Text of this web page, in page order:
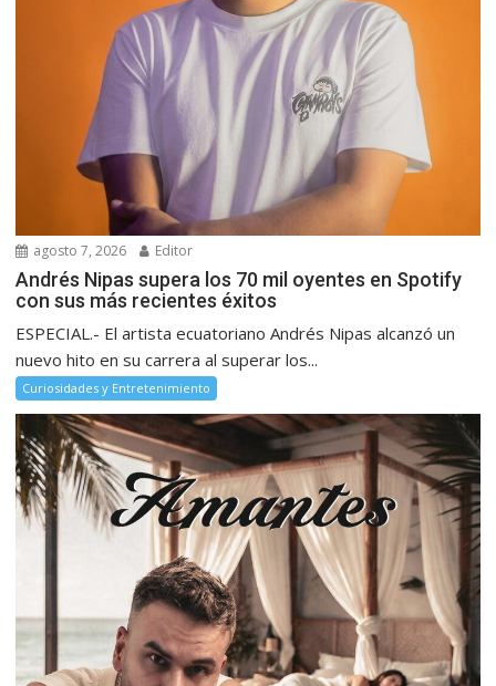
agosto 7, 2026 Editor
Andrés Nipas supera los 70 mil oyentes en Spotify
con sus más recientes éxitos
ESPECIAL.- El artista ecuatoriano Andrés Nipas alcanzó un
nuevo hito en su carrera al superar los...
Curiosidades y Entretenimiento